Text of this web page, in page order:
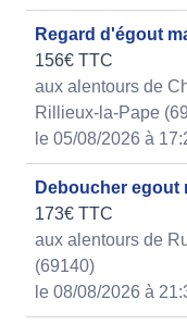
Regard d'égout
156€ TTC
aux alentours de
Rillieux-la-Pape
le 05/08/2026 à
Deboucher egout
173€ TTC
aux alentours de
(69140)
le 08/08/2026 à